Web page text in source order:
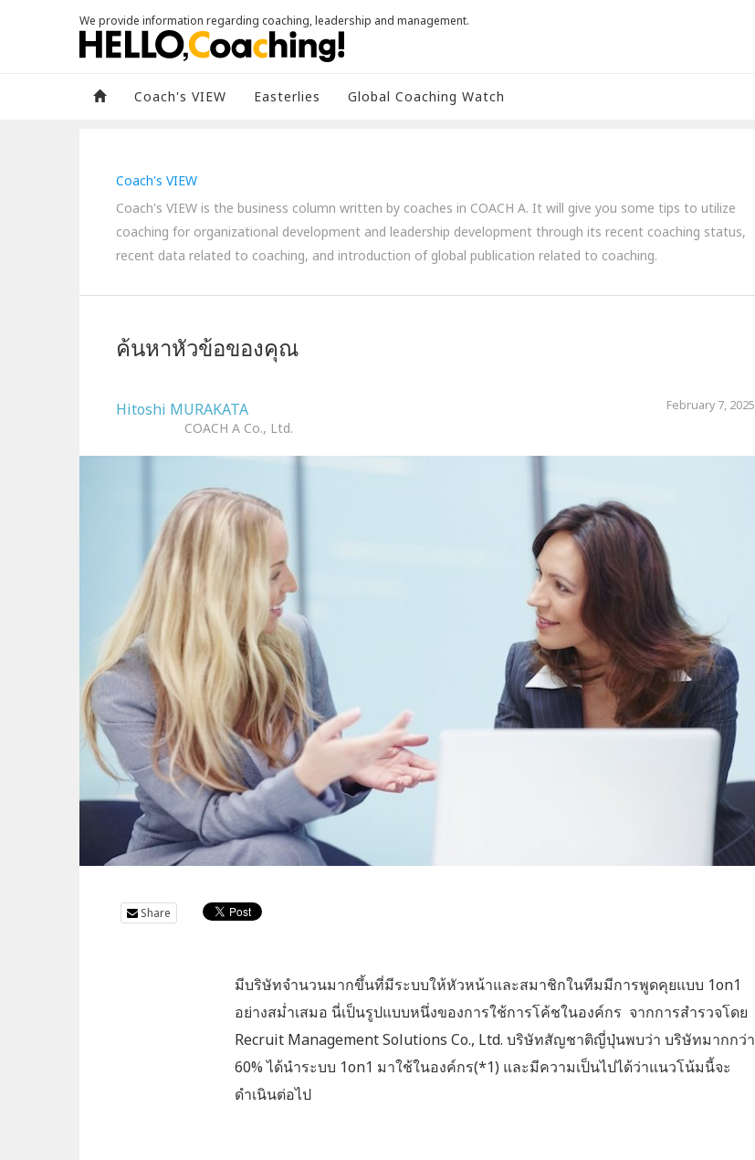
We provide information regarding coaching, leadership and management.
Coach's VIEW Easterlies Global Coaching Watch
Coach's VIEW
Coach's VIEW is the business column written by coaches in COACH A. It will give you some tips to utilize
coaching for organizational development and leadership development through its recent coaching status,
recent data related to coaching, and introduction of global publication related to coaching.
ค้นหาหัวข้อของคุณ
Hitoshi MURAKATA
COACH A Co., Ltd.
February 7, 2025
Share
มีบริษัทจำนวนมากขึ้นที่มีระบบให้หัวหน้าและสมาชิกในทีมมีการพูดคุยแบบ 1on1
อย่างสม่ำเสมอ นี่เป็นรูปแบบหนึ่งของการใช้การโค้ชในองค์กร จากการสำรวจโดย
Recruit Management Solutions Co., Ltd. บริษัทสัญชาติญี่ปุ่นพบว่า บริษัทมากกว่า
60% ได้นำระบบ 1on1 มาใช้ในองค์กร(*1) และมีความเป็นไปได้ว่าแนวโน้มนี้จะ
ดำเนินต่อไป